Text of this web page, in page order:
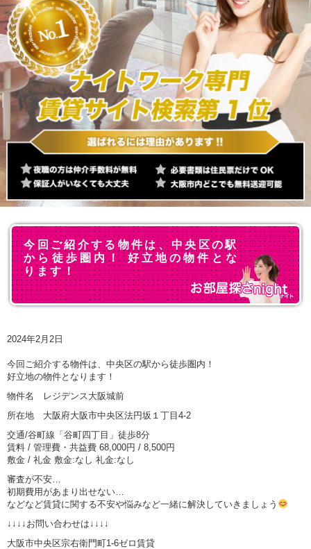
今回ご紹介する物件は、中央区の駅
から徒歩圏内！ 好立地の物件とな
ります！
2024年2月2日
今回ご紹介する物件は、中央区の駅から徒歩圏内！
好立地の物件となります！
物件名 レジデンス大阪城前
所在地 大阪府大阪市中央区法円坂１丁目4-2
交通/谷町線「谷町四丁目」徒歩8分
賃料 / 管理費・共益費 68,000円 / 8,500円
敷金 / 礼金 敷金:なし 礼金:なし
審査が不安…
初期費用があまり出せない…
などなど賃貸に関する不安や悩みなど一緒に解決していきましょう
↓↓↓↓お問い合わせは↓↓↓↓
大阪市中央区宗右衛門町1-6ゼロ賃貸